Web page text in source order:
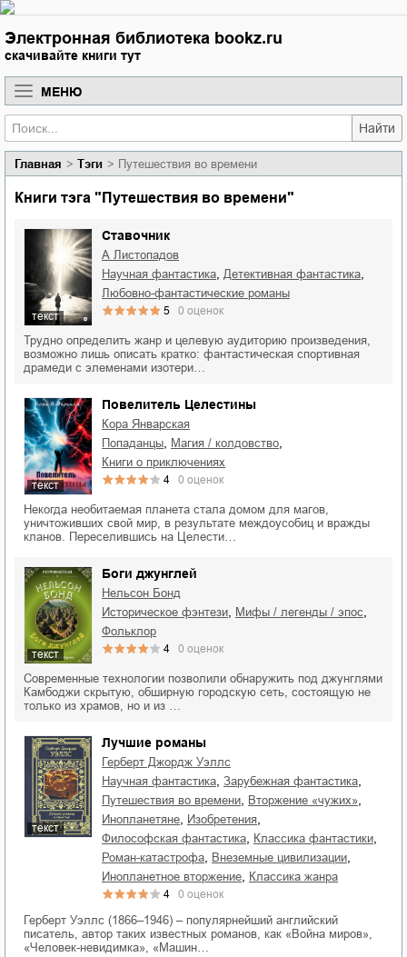
Электронная библиотека bookz.ru
скачивайте книги тут
МЕНЮ
Найти
Главная Тэги Путешествия во времени
Книги тэга "Путешествия во времени"
текст
Ставочник
А Листопадов
научная фантастика
детективная фантастика
любовно-фантастические романы
5 0 оценок
Трудно определить жанр и целевую аудиторию произведения,
возможно лишь описать кратко: фантастическая спортивная
драмеди с элеменами изотери…
текст
Повелитель Целестины
Кора Январская
попаданцы
магия / колдовство
книги о приключениях
4 0 оценок
Некогда необитаемая планета стала домом для магов,
уничтоживших свой мир, в результате междоусобиц и вражды
кланов. Переселившись на Целести…
текст
Боги джунглей
Нельсон Бонд
историческое фэнтези
мифы / легенды / эпос
фольклор
4 0 оценок
Современные технологии позволили обнаружить под джунглями
Камбоджи скрытую, обширную городскую сеть, состоящую не
только из храмов, но и из …
текст
Лучшие романы
Герберт Джордж Уэллс
научная фантастика
зарубежная фантастика
путешествия во времени вторжение «чужих»
инопланетяне изобретения
философская фантастика классика фантастики
роман-катастрофа внеземные цивилизации
инопланетное вторжение классика жанра
4 0 оценок
Герберт Уэллс (1866–1946) – популярнейший английский
писатель, автор таких известных романов, как «Война миров»,
«Человек-невидимка», «Машин…